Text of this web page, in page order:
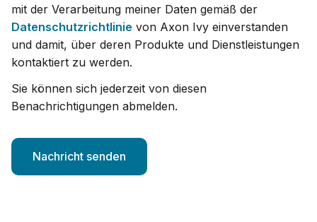
mit der Verarbeitung meiner Daten gemäß der
Datenschutzrichtlinie von Axon Ivy einverstanden
und damit, über deren Produkte und Dienstleistungen
kontaktiert zu werden.
Sie können sich jederzeit von diesen
Benachrichtigungen abmelden.